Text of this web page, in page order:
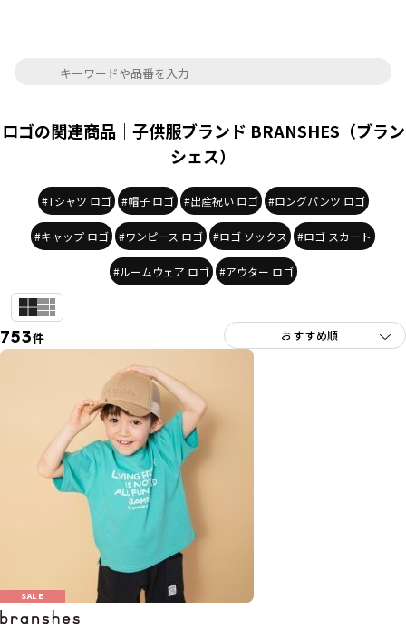
ロゴの関連商品｜子供服ブランド BRANSHES（ブラン
シェス）
#Tシャツ ロゴ #帽子 ロゴ #出産祝い ロゴ #ロングパンツ ロゴ
#キャップ ロゴ #ワンピース ロゴ #ロゴ ソックス #ロゴ スカート
#ルームウェア ロゴ #アウター ロゴ
753件
SALE